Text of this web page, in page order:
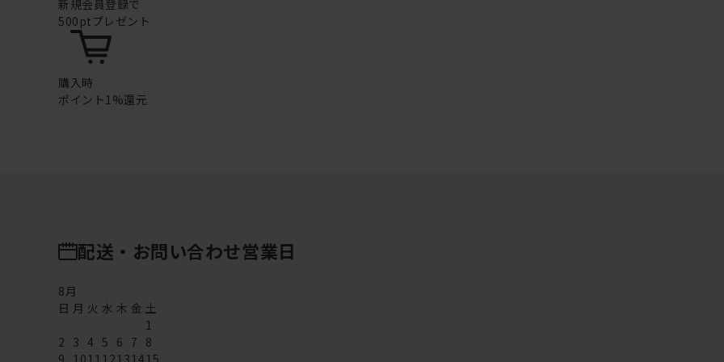
新規会員登録で
500ptプレゼント
購入時
ポイント1%還元
配送・お問い合わせ営業日
8月
日 月 火 水 木 金 土
1
2 3 4 5 6 7 8